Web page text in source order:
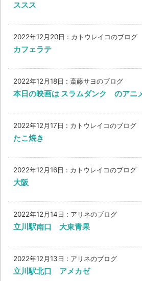
ススス
2022年12月20日 : カトウレイコのブログ
カフェラテ
2022年12月18日 : 斎藤サヨのブログ
本日の映画は スラムダンク のアニ
2022年12月17日 : カトウレイコのブログ
たこ焼き
2022年12月16日 : カトウレイコのブログ
大阪
2022年12月14日 : アリネのブログ
立川駅南口 大東青果
2022年12月13日 : アリネのブログ
立川駅北口 アメカゼ